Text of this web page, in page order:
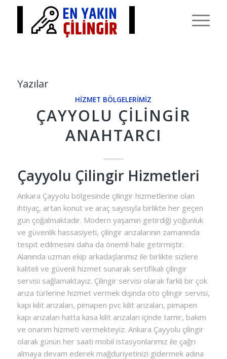
Yazılar
HIZMET BÖLGELERIMIZ
ÇAYYOLU ÇILINGIR
ANAHTARCI
Çayyolu Çilingir Hizmetleri
Ankara Çayyolu bölgesinde çilingir hizmetlerine olan
ihtiyaç, artan konut ve araç sayısıyla birlikte her geçen
gün çoğalmaktadır. Modern yaşamın getirdiği yoğunluk
ve güvenlik hassasiyeti, çilingir arızalarının zamanında
tespit edilmesini daha da önemli hale getirmiştir.
Alanında uzman ekip arkadaşlarımız ile birlikte sizlere
kaliteli ve güvenli hizmet sunarak sertifikalı çilingir
servisi sağlamaktayız. Çilingir servisi olarak farklı bir çok
arıza türlerine hizmet vermek dışında oto çilingir servisi,
kapı kilit arızaları, pimapen pvc kilit arızaları, pimapen
kapı arızaları hatta kasa kilit arızaları içinde tamir, bakım
ve onarım hizmeti vermekteyiz. Ankara Çayyolu çilingir
olarak günün her saati mobil istasyonlarımız ile çağrı
almaya devam ederek mağduriyetinizi gidermek adına